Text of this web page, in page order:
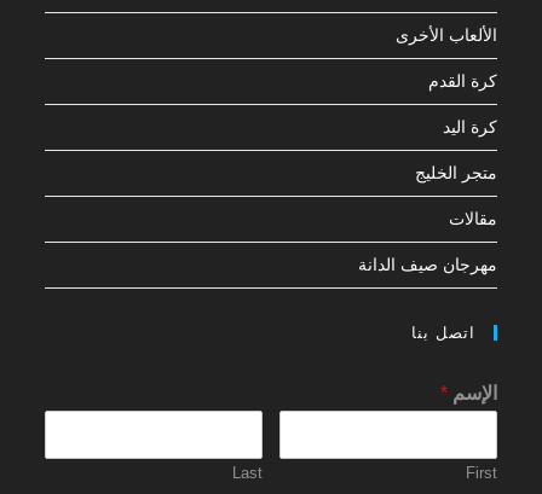
الألعاب الأخرى
كرة القدم
كرة اليد
متجر الخليج
مقالات
مهرجان صيف الدانة
اتصل بنا
الإسم*
First
Last